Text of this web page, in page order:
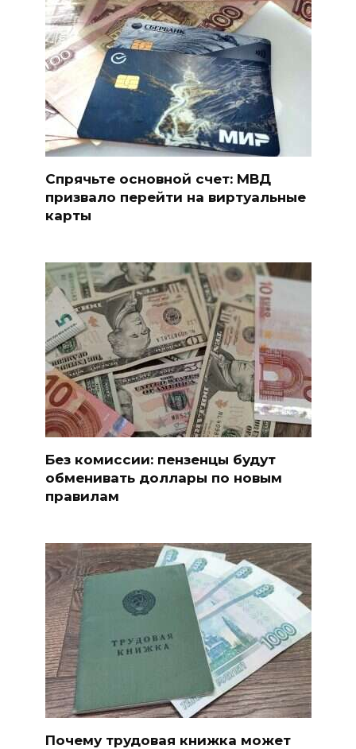
Спрячьте основной счет: МВД
призвало перейти на виртуальные
карты
Без комиссии: пензенцы будут
обменивать доллары по новым
правилам
Почему трудовая книжка может